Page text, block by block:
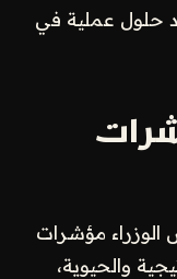
حلول عملية في
مؤشرات
والحيوية،